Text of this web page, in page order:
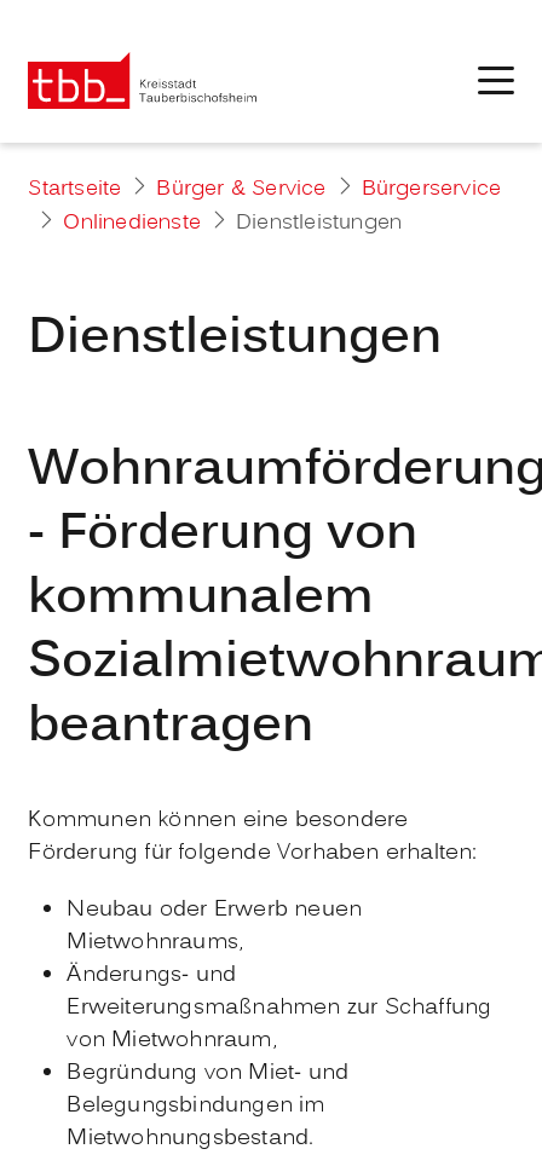
Startseite Bürger & Service
Bürgerservice
Onlinedienste
Dienstleistungen
Dienstleistungen
- Förderung von
kommunalem
beantragen
Kommunen können eine besondere
Förderung für folgende Vorhaben erhalten:
Neubau oder Erwerb neuen
Mietwohnraums,
Änderungs- und
Erweiterungsmaßnahmen zur Schaffung
von Mietwohnraum,
Begründung von Miet- und
Belegungsbindungen im
Mietwohnungsbestand.